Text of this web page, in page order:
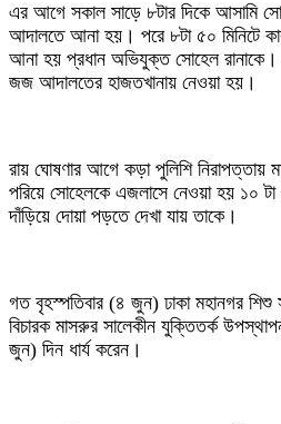
এর আগে সকাল সাড়ে ৮টার দিকে আসামি
আদালতে আনা হয়। পরে ৮টা ৫০ মিনিটে
আনা হয় প্রধান অভিযুক্ত সোহেল রানাকে।
জজ আদালতের হাজতখানায় নেওয়া হয়।
রায় ঘোষণার আগে কড়া পুলিশি নিরাপত্তায়
পরিয়ে সোহেলকে এজলাসে নেওয়া হয় ১০
দাঁড়িয়ে দোয়া পড়তে দেখা যায় তাকে।
গত বৃহস্পতিবার (৪ জুন) ঢাকা মহানগর শিশু
বিচারক মাসরুর সালেকীন যুক্তিতর্ক
জুন) দিন ধার্য করেন।